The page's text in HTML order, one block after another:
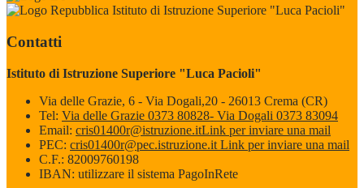
Istituto di Istruzione Superiore "Luca Pacioli"
Contatti
Istituto di Istruzione Superiore "Luca Pacioli"
Via delle Grazie, 6 - Via Dogali,20 - 26013 Crema (CR)
Tel: Via delle Grazie 0373 80828- Via Dogali 0373 83094
Email: cris01400r@istruzione.itLink per inviare una mail
PEC: cris01400r@pec.istruzione.it Link per inviare una mail
C.F.: 82009760198
IBAN: utilizzare il sistema PagoInRete